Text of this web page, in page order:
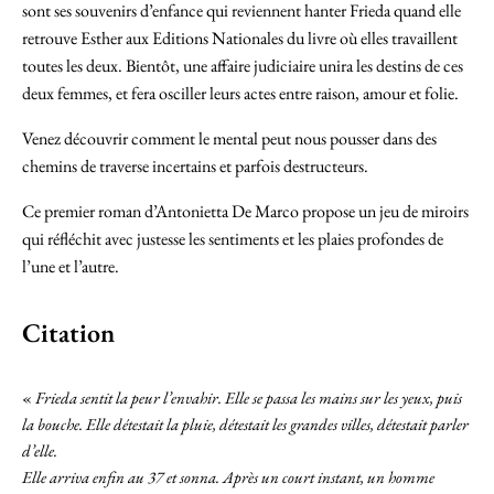
sont ses souvenirs d’enfance qui reviennent hanter Frieda quand elle
retrouve Esther aux Editions Nationales du livre où elles travaillent
toutes les deux. Bientôt, une affaire judiciaire unira les destins de ces
deux femmes, et fera osciller leurs actes entre raison, amour et folie.
Venez découvrir comment le mental peut nous pousser dans des
chemins de traverse incertains et parfois destructeurs.
Ce premier roman d’Antonietta De Marco propose un jeu de miroirs
qui réfléchit avec justesse les sentiments et les plaies profondes de
l’une et l’autre.
Citation
« Frieda sentit la peur l’envahir. Elle se passa les mains sur les yeux, puis
la bouche. Elle détestait la pluie, détestait les grandes villes, détestait parler
d’elle.
Elle arriva enfin au 37 et sonna. Après un court instant, un homme
site. En
refusant ces
cookies,
fonctionnalités
pourraient
Publicité et
En partageant vos
intérêts et votre
durant votre visite
sur notre site, vous
augmentez vos
chances de tomber